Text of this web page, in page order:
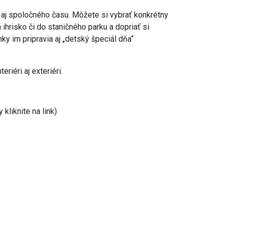
spoločného času. Môžete si vybrať konkrétny
či do staničného parku a dopriať si
im pripravia aj „detský špeciál dňa“
aj exteriéri.
kliknite na link)